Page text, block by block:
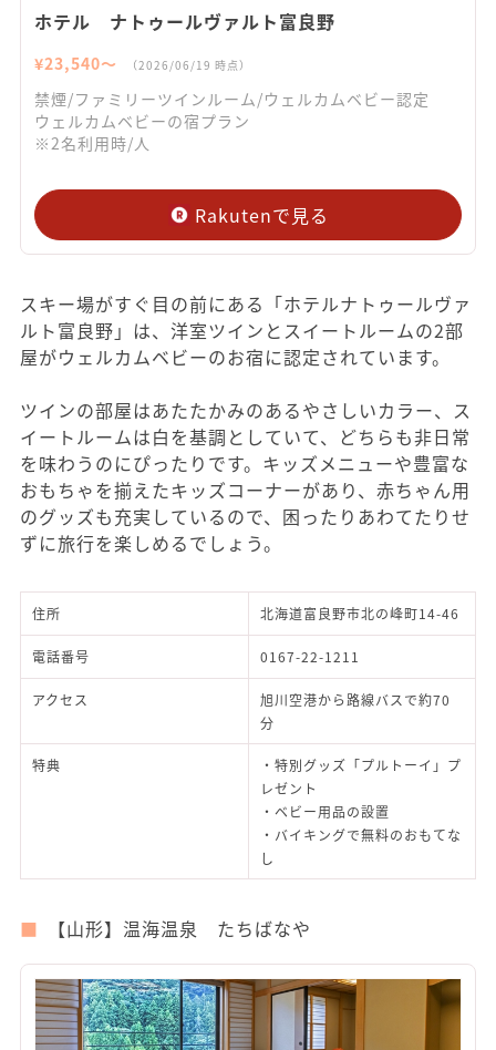
ホテル ナトゥールヴァルト富良野
¥23,540〜 （2026/06/19 時点）
禁煙/ファミリーツインルーム/ウェルカムベビー認定
ウェルカムベビーの宿プラン
※2名利用時/人
Rakutenで見る
スキー場がすぐ目の前にある「ホテルナトゥールヴァ
ルト富良野」は、洋室ツインとスイートルームの2部
屋がウェルカムベビーのお宿に認定されています。
ツインの部屋はあたたかみのあるやさしいカラー、ス
イートルームは白を基調としていて、どちらも非日常
を味わうのにぴったりです。キッズメニューや豊富な
おもちゃを揃えたキッズコーナーがあり、赤ちゃん用
のグッズも充実しているので、困ったりあわてたりせ
ずに旅行を楽しめるでしょう。
住所 北海道富良野市北の峰町14-46
電話番号 0167-22-1211
アクセス
旭川空港から路線バスで約70
分
特典
・特別グッズ「プルトーイ」プ
レゼント
・ベビー用品の設置
・バイキングで無料のおもてな
し
【山形】温海温泉 たちばなや